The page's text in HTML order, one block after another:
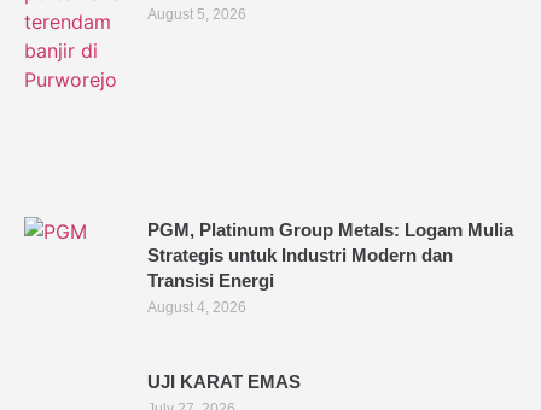
August 5, 2026
PGM, Platinum Group Metals: Logam Mulia
Strategis untuk Industri Modern dan
Transisi Energi
August 4, 2026
UJI KARAT EMAS